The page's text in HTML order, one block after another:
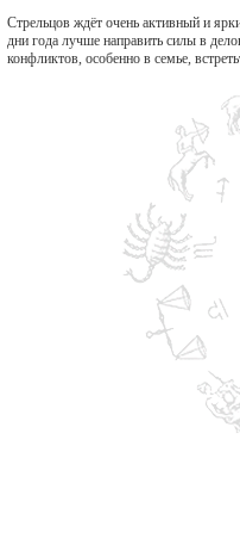
Стрельцов ждёт очень активный и
дни года лучше направить силы в
конфликтов, особенно в семье,